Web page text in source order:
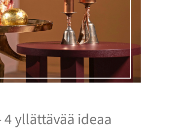
yllättävää ideaa